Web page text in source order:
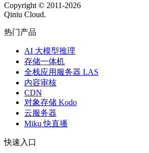
Copyright © 2011-2026
Qiniu Cloud.
热门产品
AI 大模型推理
存储一体机
全栈应用服务器 LAS
内容审核
CDN
对象存储 Kodo
云服务器
Miku 快直播
快速入口